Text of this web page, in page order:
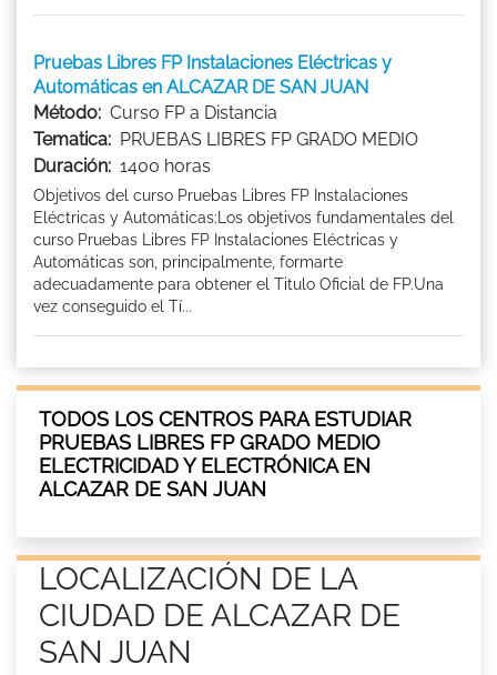
Pruebas Libres FP Instalaciones Eléctricas y
Automáticas en ALCAZAR DE SAN JUAN
Método: Curso FP a Distancia
Tematica: PRUEBAS LIBRES FP GRADO MEDIO
Duración: 1400 horas
Objetivos del curso Pruebas Libres FP Instalaciones
Eléctricas y Automáticas:Los objetivos fundamentales del
curso Pruebas Libres FP Instalaciones Eléctricas y
Automáticas son, principalmente, formarte
adecuadamente para obtener el Titulo Oficial de FP.Una
vez conseguido el Tí...
TODOS LOS CENTROS PARA ESTUDIAR
PRUEBAS LIBRES FP GRADO MEDIO
ELECTRICIDAD Y ELECTRÓNICA EN
ALCAZAR DE SAN JUAN
LOCALIZACIÓN DE LA
CIUDAD DE ALCAZAR DE
SAN JUAN